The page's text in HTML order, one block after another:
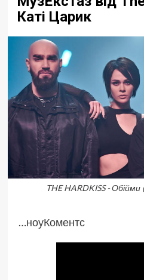
Каті Царик
THE HARDKISS - Обійми
…ноуКоментс